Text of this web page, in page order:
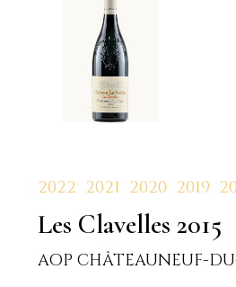
2022 2021 2020 2019
Les Clavelles2015
AOP CHÂTEAUNEUF-